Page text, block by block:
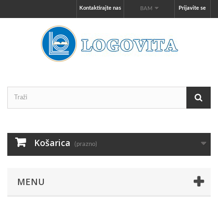
Prijavite se
BAM
Kontaktirajte nas
Košarica (prazno)
MENU